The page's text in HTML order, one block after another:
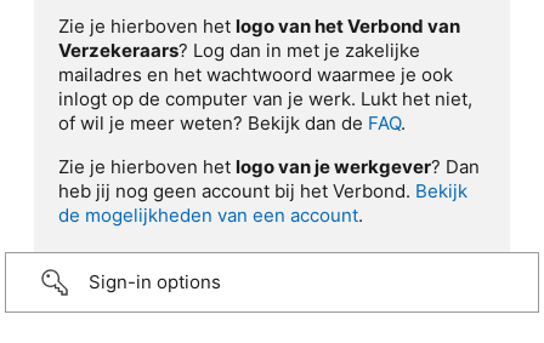
Zie je hierboven het logo van het Verbond van
Verzekeraars? Log dan in met je zakelijke
mailadres en het wachtwoord waarmee je ook
inlogt op de computer van je werk. Lukt het niet,
of wil je meer weten? Bekijk dan de FAQ.
Zie je hierboven het logo van je werkgever? Dan
heb jij nog geen account bij het Verbond. Bekijk
de mogelijkheden van een account.
Sign-in options